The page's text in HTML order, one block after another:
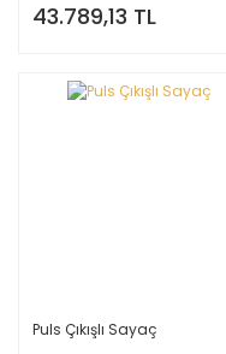
43.789,13 TL
Puls Çıkışlı Sayaç